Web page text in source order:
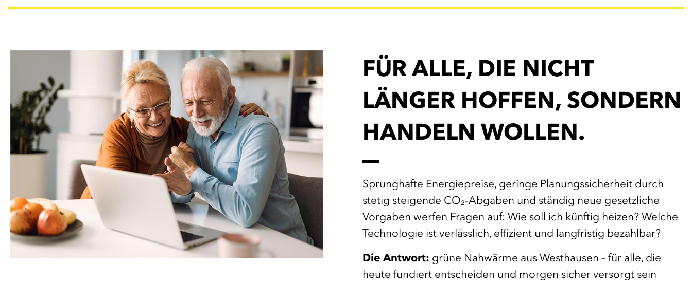
FÜR ALLE, DIE NICHT
LÄNGER HOFFEN, SONDERN
HANDELN WOLLEN.
Sprunghafte Energiepreise, geringe Planungssicherheit durch
stetig steigende CO₂-Abgaben und ständig neue gesetzliche
Vorgaben werfen Fragen auf: Wie soll ich künftig heizen? Welche
Technologie ist verlässlich, effizient und langfristig bezahlbar?
Die Antwort: grüne Nahwärme aus Westhausen – für alle, die
heute fundiert entscheiden und morgen sicher versorgt sein